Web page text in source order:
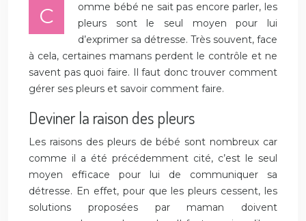
C
omme bébé ne sait pas encore parler, les
pleurs sont le seul moyen pour lui
d’exprimer sa détresse. Très souvent, face
à cela, certaines mamans perdent le contrôle et ne
savent pas quoi faire. Il faut donc trouver comment
gérer ses pleurs et savoir comment faire.
Deviner la raison des pleurs
Les raisons des pleurs de bébé sont nombreux car
comme il a été précédemment cité, c’est le seul
moyen efficace pour lui de communiquer sa
détresse. En effet, pour que les pleurs cessent, les
solutions proposées par maman doivent